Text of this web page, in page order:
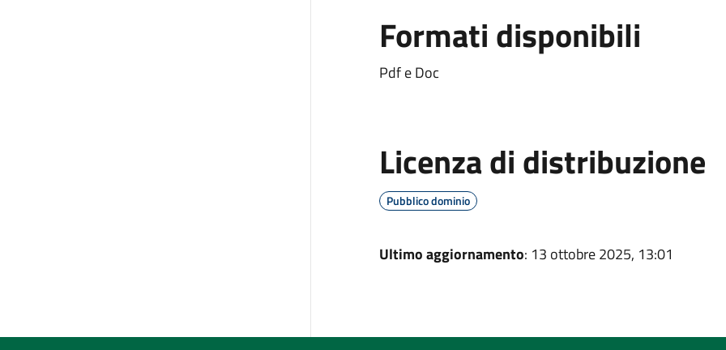
Formati disponibili
Pdf e Doc
Licenza di distribuzione
Pubblico dominio
Ultimo aggiornamento: 13 ottobre 2025, 13:01